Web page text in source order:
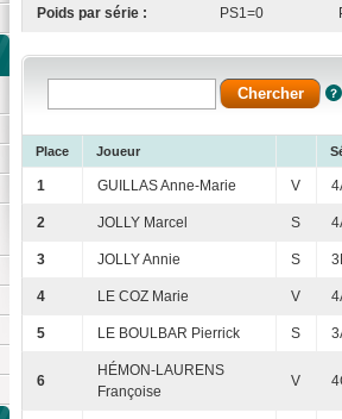
Poids par série : PS1=0
Place Joueur
1 GUILLAS Anne-Marie V
2 JOLLY Marcel S
3 JOLLY Annie S
4 LE COZ Marie V
5 LE BOULBAR Pierrick S
6
HÉMON-LAURENS
Françoise
V